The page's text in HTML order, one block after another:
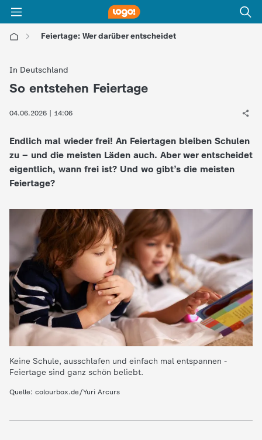
Feiertage: Wer darüber entscheidet
o
g
o
d
e
K
n
d
e
In Deutschland
:
So entstehen Feiertage
04.06.2026 | 14:06
Endlich mal wieder frei! An Feiertagen bleiben Schulen
zu – und die meisten Läden auch. Aber wer entscheidet
eigentlich, wann frei ist? Und wo gibt’s die meisten
Feiertage?
Keine Schule, ausschlafen und einfach mal entspannen -
Feiertage sind ganz schön beliebt.
Quelle: colourbox.de/Yuri Arcurs